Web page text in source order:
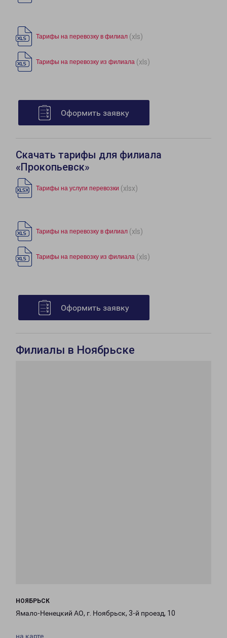
Тарифы на перевозку в филиал (xls)
Тарифы на перевозку из филиала (xls)
Оформить заявку
Скачать тарифы для филиала
«Прокопьевск»
Тарифы на услуги перевозки (xlsx)
Тарифы на перевозку в филиал (xls)
Тарифы на перевозку из филиала (xls)
Оформить заявку
Филиалы в Ноябрьске
НОЯБРЬСК
Ямало-Ненецкий АО, г. Ноябрьск, 3-й проезд, 10
на карте